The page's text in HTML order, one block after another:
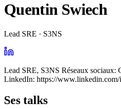
Quentin Swiech
Lead SRE · S3NS
Lead SRE, S3NS Réseaux sociaux:
LinkedIn: https://www.linkedin.com/
Ses talks